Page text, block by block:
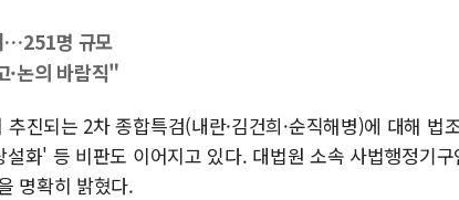
주한미군 "오산기지 누
구미 폐염산처리업체서
강원도 폭염특보 11일째
…251명 규모
·논의 바람직"
진되는 2차 종합특검(내란·김건희·순직해병)에 대해 법
화' 등 비판도 이어지고 있다. 대법원 소속 사법행정기구
명확히 밝혔다.